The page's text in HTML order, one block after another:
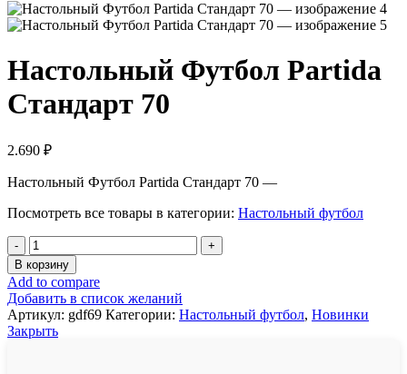
Настольный Футбол Partida
Стандарт 70
2.690 ₽
Настольный Футбол Partida Стандарт 70 —
Посмотреть все товары в категории: Настольный футбол
Количество
товара
Настольный
Футбол
Partida
Стандарт
70
В корзину
Add to compare
Добавить в список желаний
Артикул: gdf69 Категории: Настольный футбол, Новинки
Закрыть